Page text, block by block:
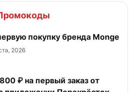
покупку бренда Monge
2026
₽ на первый заказ от